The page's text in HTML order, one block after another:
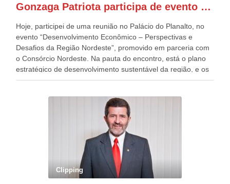
Patriota.
Gonzaga Patriota participa de evento em prol do desenvolvimento do Nordeste
Hoje, participei de uma reunião no Palácio do Planalto, no
evento “Desenvolvimento Econômico – Perspectivas e
Desafios da Região Nordeste”, promovido em parceria com
o Consórcio Nordeste. Na pauta do encontro, está o plano
estratégico de desenvolvimento sustentável da região, e os
desafios para a elaboração de políticas públicas, que
evento contou com a presença do Vice-presidente Geraldo
Alckmin, que também ocupa o Ministério do
Desenvolvimento, Indústria, Comércio e Serviços, o ex
governador de Pernambuco, agora Presidente do Banco do
Nordeste, Paulo Câmara, o ex Deputado Federal, e
atualmente Superintendente da SUDENE, Danilo Cabral, da
Governadora de Pernambuco, Raquel Lyra, os ministros da
Casa Civil, Rui Costa, e da Integração e do Desenvolvimento
Clipping